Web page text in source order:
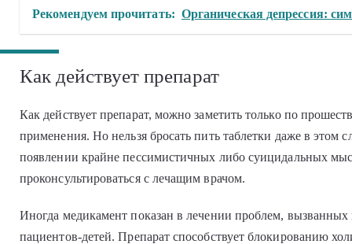
Рекомендуем прочитать: Органическая депрессия:
Как действует препарат
Как действует препарат, можно заметить только по
применения. Но нельзя бросать пить таблетки даже в этом
появлении крайне пессимистичных либо суицидальных
проконсультироваться с лечащим врачом.
Иногда медикамент показан в лечении проблем,
пациентов-детей. Препарат способствует блокированию